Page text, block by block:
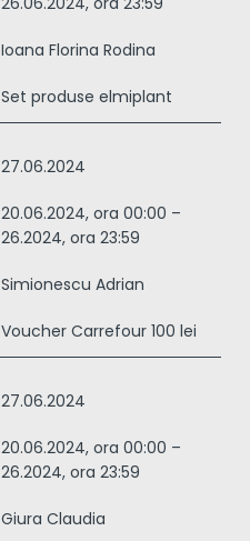
26.06.2024, ora 23:59
Ioana Florina Rodina
Set produse elmiplant
27.06.2024
20.06.2024, ora 00:00 –
26.2024, ora 23:59
Simionescu Adrian
Voucher Carrefour 100 lei
27.06.2024
20.06.2024, ora 00:00 –
26.2024, ora 23:59
Giura Claudia